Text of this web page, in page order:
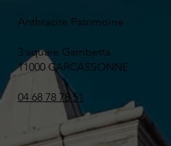
Anthracite Patrimoine
3 square Gambetta
11000 CARCASSONNE
04 68 78 78 51